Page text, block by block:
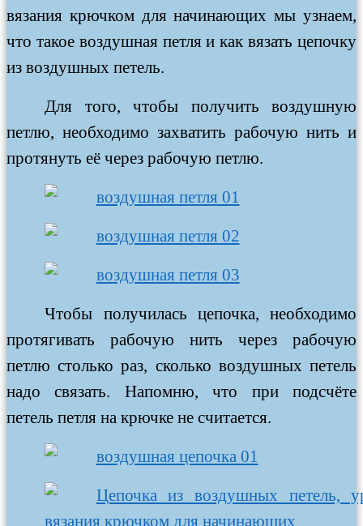
вязания крючком для начинающих мы узнаем,
что такое воздушная петля и как вязать цепочку
из воздушных петель.
Для того, чтобы получить воздушную
петлю, необходимо захватить рабочую нить и
протянуть её через рабочую петлю.
Чтобы получилась цепочка, необходимо
протягивать рабочую нить через рабочую
петлю столько раз, сколько воздушных петель
надо связать. Напомню, что при подсчёте
петель петля на крючке не считается.